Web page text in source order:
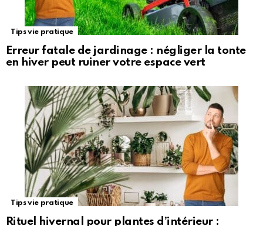
Tips vie pratique
Erreur fatale de jardinage : négliger la tonte
en hiver peut ruiner votre espace vert
Tips vie pratique
Rituel hivernal pour plantes d’intérieur :